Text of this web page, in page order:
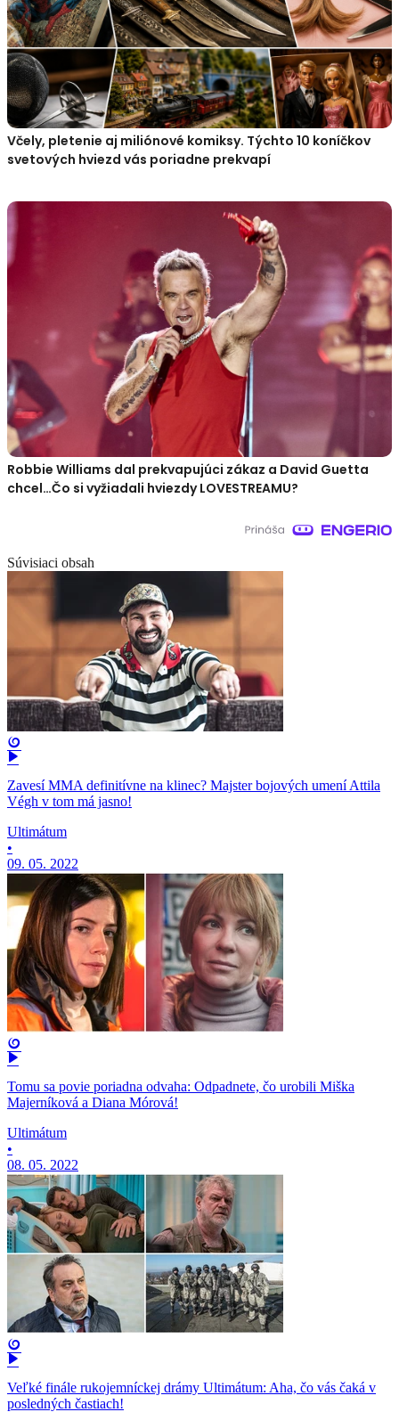
Včely, pletenie aj miliónové komiksy. Týchto 10 koníčkov
svetových hviezd vás poriadne prekvapí
Robbie Williams dal prekvapujúci zákaz a David Guetta
chcel…Čo si vyžiadali hviezdy LOVESTREAMU?
Súvisiaci obsah
Zavesí MMA definitívne na klinec? Majster bojových umení Attila
Végh v tom má jasno!
Ultimátum
•
09. 05. 2022
Tomu sa povie poriadna odvaha: Odpadnete, čo urobili Miška
Majerníková a Diana Mórová!
Ultimátum
•
08. 05. 2022
Veľké finále rukojemníckej drámy Ultimátum: Aha, čo vás čaká v
posledných častiach!